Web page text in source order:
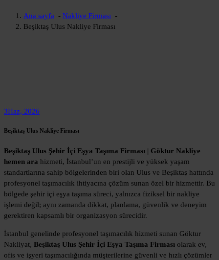
Ana sayfa - Nakliye Firması -
Beşiktaş Ulus Nakliye Firması
3Haz, 2026
Beşiktaş Ulus Nakliye Firması
Beşiktaş Ulus Şehir İçi Eşya Taşıma Firması | Göktur Nakliye
hemen ara hizmeti, İstanbul’un en prestijli ve yüksek yaşam
standartlarına sahip bölgelerinden biri olan Ulus ve Beşiktaş hattında
profesyonel taşımacılık ihtiyacına çözüm sunan özel bir hizmettir. Bu
bölgede şehir içi eşya taşıma süreci, yalnızca fiziksel bir nakliye
işlemi değil; aynı zamanda dikkat, planlama, güvenlik ve deneyim
gerektiren kapsamlı bir organizasyon sürecidir.
İstanbul genelinde profesyonel taşımacılık hizmeti sunan Göktur
Nakliyat, Beşiktaş Ulus Şehir İçi Eşya Taşıma Firması olarak ev,
ofis ve işyeri taşımacılığında müşterilerine güvenli ve hızlı çözümler